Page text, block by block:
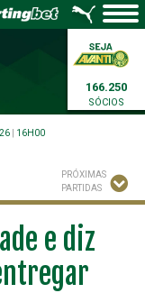
166.250
SÓCIOS
16H00
PRÓXIMAS
PARTIDAS
e diz